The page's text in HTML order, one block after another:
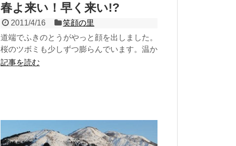
春よ来い！早く来い!?
2011/4/16
笑顔の里
道端でふきのとうがやっと顔を出しました。
桜のツボミも少しずつ膨らんでいます。温か
い春風吹いてもまだまだ残雪が…！春よ来
記事を読む